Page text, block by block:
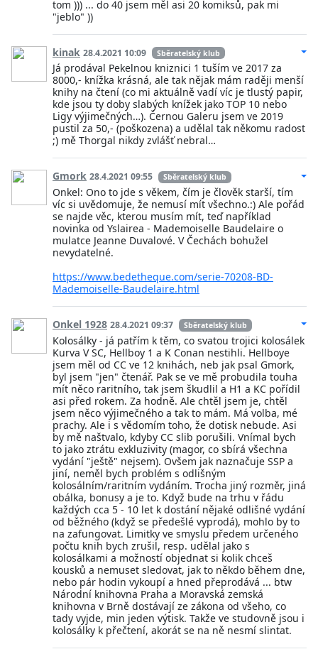
tom ))) ... do 40 jsem měl asi 20 komiksů, pak mi
"jeblo" ))
kinak 28.4.2021 10:09 Sběratelský klub
Já prodával Pekelnou kniznici 1 tuším ve 2017 za
8000,- knížka krásná, ale tak nějak mám raději menší
knihy na čtení (co mi aktuálně vadí víc je tlustý papir,
kde jsou ty doby slabých knížek jako TOP 10 nebo
Ligy výjimečných…). Černou Galeru jsem ve 2019
pustil za 50,- (poškozena) a udělal tak někomu radost
;) mě Thorgal nikdy zvlášť nebral…
Gmork 28.4.2021 09:55 Sběratelský klub
Onkel: Ono to jde s věkem, čím je člověk starší, tím
víc si uvědomuje, že nemusí mít všechno.:) Ale pořád
se najde věc, kterou musím mít, teď například
novinka od Yslairea - Mademoiselle Baudelaire o
mulatce Jeanne Duvalové. V Čechách bohužel
nevydatelné.
https://www.bedetheque.com/serie-70208-BD-
Mademoiselle-Baudelaire.html
Onkel 1928 28.4.2021 09:37 Sběratelský klub
Kolosálky - já patřím k těm, co svatou trojici kolosálek
Kurva V SC, Hellboy 1 a K Conan nestihli. Hellboye
jsem měl od CC ve 12 knihách, neb jak psal Gmork,
byl jsem "jen" čtenář. Pak se ve mě probudila touha
mít něco raritního, tak jsem škudlil a H1 a KC pořídil
asi před rokem. Za hodně. Ale chtěl jsem je, chtěl
jsem něco výjimečného a tak to mám. Má volba, mé
prachy. Ale i s vědomím toho, že dotisk nebude. Asi
by mě naštvalo, kdyby CC slib porušili. Vnímal bych
to jako ztrátu exkluzivity (magor, co sbírá všechna
vydání "ještě" nejsem). Ovšem jak naznačuje SSP a
jiní, neměl bych problém s odlišným
kolosálním/raritním vydáním. Trocha jiný rozměr, jiná
obálka, bonusy a je to. Když bude na trhu v řádu
každých cca 5 - 10 let k dostání nějaké odlišné vydání
od běžného (když se předešlé vyprodá), mohlo by to
na zafungovat. Limitky ve smyslu předem určeného
počtu knih bych zrušil, resp. udělal jako s
kolosálkami a možností objednat si kolik chceš
kousků a nemuset sledovat, jak to někdo během dne,
nebo pár hodin vykoupí a hned přeprodává ... btw
Národní knihovna Praha a Moravská zemská
knihovna v Brně dostávají ze zákona od všeho, co
tady vyjde, min jeden výtisk. Takže ve studovně jsou i
kolosálky k přečtení, akorát se na ně nesmí slintat.